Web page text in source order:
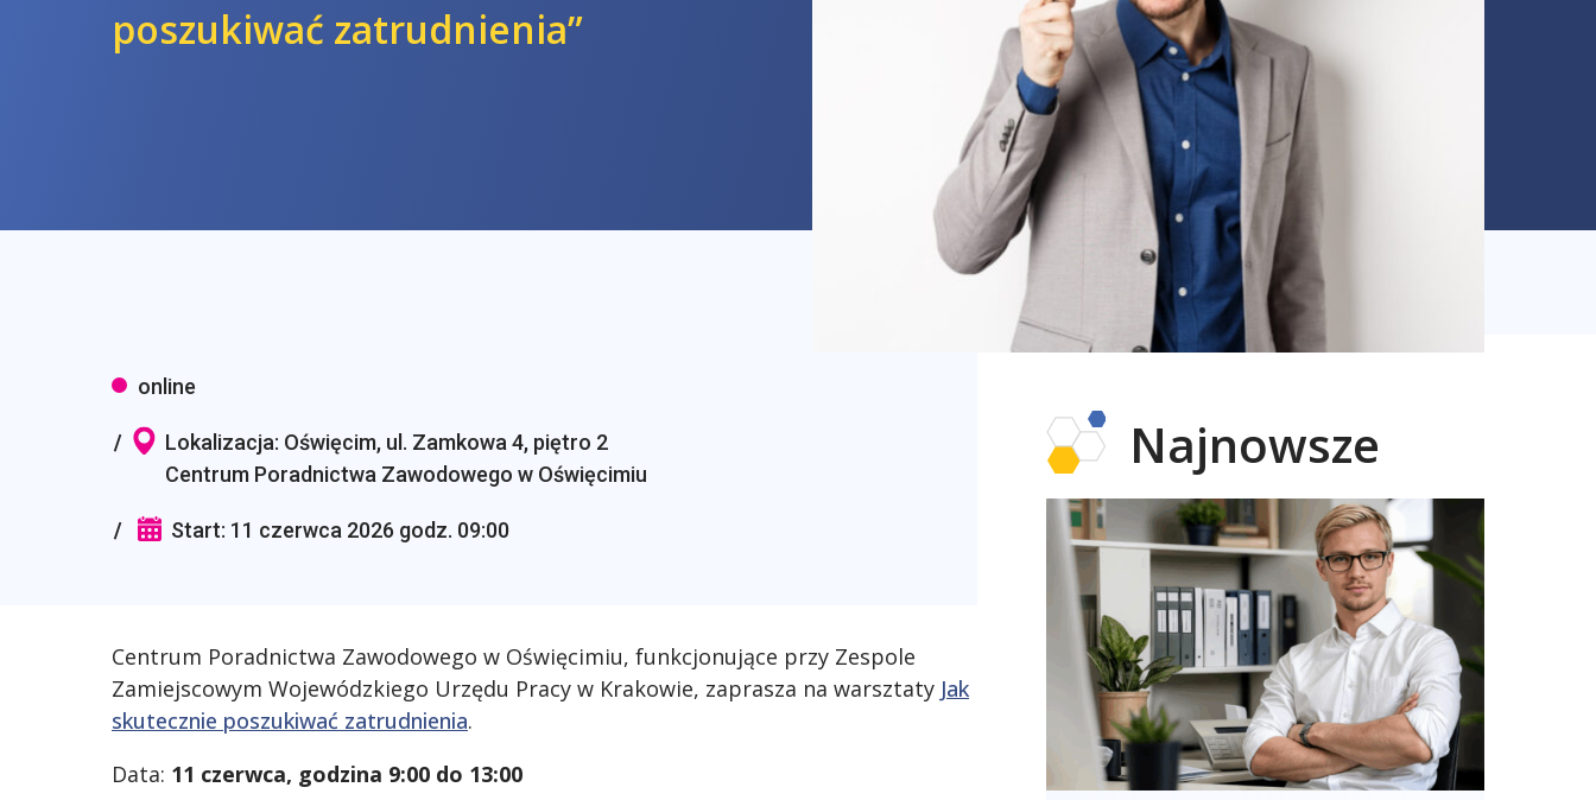
poszukiwać zatrudnienia”
online
Lokalizacja: Oświęcim, ul. Zamkowa 4, piętro 2
Centrum Poradnictwa Zawodowego w Oświęcimiu
Start: 11 czerwca 2026 godz. 09:00
Centrum Poradnictwa Zawodowego w Oświęcimiu, funkcjonujące przy Zespole
Zamiejscowym Wojewódzkiego Urzędu Pracy w Krakowie, zaprasza na warsztaty Jak
skutecznie poszukiwać zatrudnienia.
Data: 11 czerwca, godzina 9:00 do 13:00
Najnowsze